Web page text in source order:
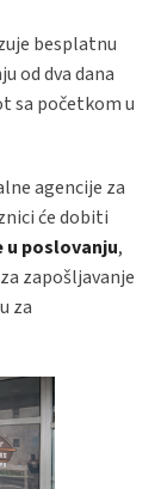
besplatnu
od dva dana
sa početkom u
agencije za
će dobiti
poslovanju,
zapošljavanje
za